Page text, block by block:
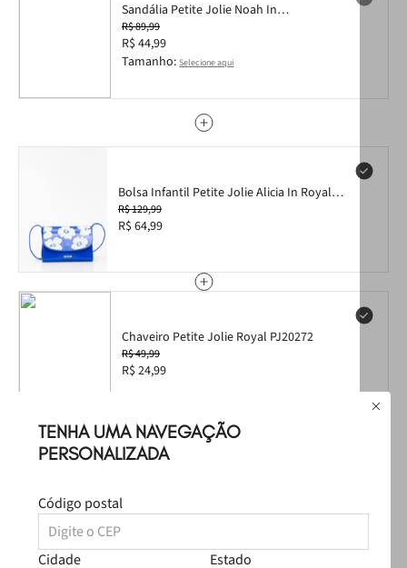
TENHA UMA NAVEGAÇÃO
PERSONALIZADA
Código postal
Cidade Estado
Sandália Petite Jolie Noah In
Translúcido/Royal PJ7750IN 25
R$ 89,99
R$ 44,99
Tamanho: Selecione aqui
Bolsa Infantil Petite Jolie Alicia In Royal
PJ11374IN
R$ 129,99
R$ 64,99
Chaveiro Petite Jolie Royal PJ20272
R$ 49,99
R$ 24,99
Leve os3produtospor
R$ 269,97
Produtos Sugeridos